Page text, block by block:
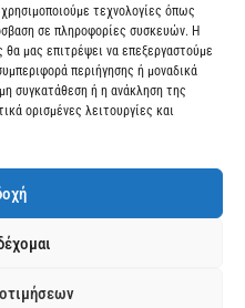
τεχνολογίες όπως
σε πληροφορίες συσκευών. Η
θα μας επιτρέψει να επεξεργαστούμε
περιήγησης ή μοναδικά
συγκατάθεση ή η ανάκληση της
ορισμένες λειτουργίες και
Τ.Κ: 30100